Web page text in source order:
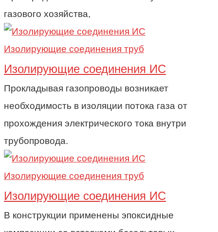
газового хозяйства,
Изолирующие соединения труб
Изолирующие соединения ИС
Прокладывая газопроводы возникает
необходимость в изоляции потока газа от
прохождения электрического тока внутри
трубопровода.
Изолирующие соединения труб
Изолирующие соединения ИС
В конструкции применены эпоксидные